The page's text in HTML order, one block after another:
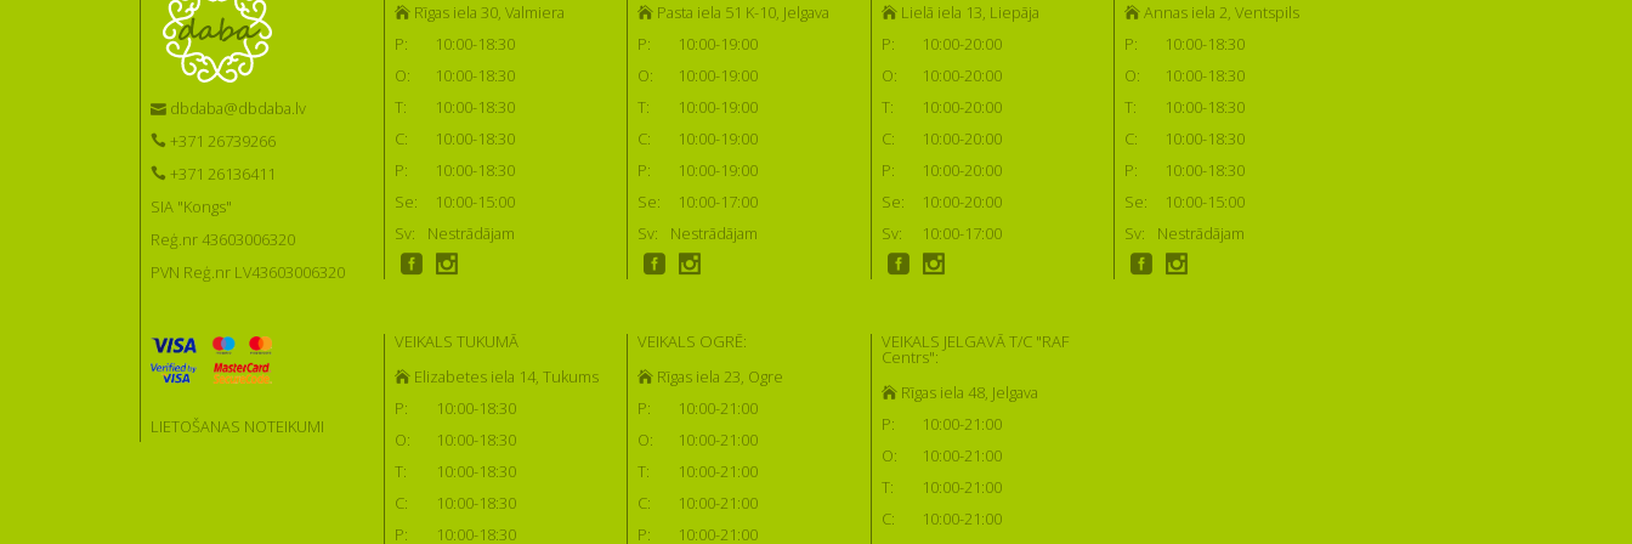
dbdaba@dbdaba.lv
+371 26739266
+371 26136411
SIA "Kongs"
Reģ.nr 43603006320
PVN Reģ.nr LV43603006320
LIETOŠANAS NOTEIKUMI
Rīgas iela 30, Valmiera
P:
10:00-18:30
O:
10:00-18:30
T:
10:00-18:30
C:
10:00-18:30
P:
10:00-18:30
Se:
10:00-15:00
Sv:
Nestrādājam
Pasta iela 51 K-10, Jelgava
P:
10:00-19:00
O:
10:00-19:00
T:
10:00-19:00
C:
10:00-19:00
P:
10:00-19:00
Se:
10:00-17:00
Sv:
Nestrādājam
Lielā iela 13, Liepāja
P:
10:00-20:00
O:
10:00-20:00
T:
10:00-20:00
C:
10:00-20:00
P:
10:00-20:00
Se:
10:00-20:00
Sv:
10:00-17:00
Annas iela 2, Ventspils
P:
10:00-18:30
O:
10:00-18:30
T:
10:00-18:30
C:
10:00-18:30
P:
10:00-18:30
Se:
10:00-15:00
Sv:
Nestrādājam
VEIKALS TUKUMĀ
Elizabetes iela 14, Tukums
P:
10:00-18:30
O:
10:00-18:30
T:
10:00-18:30
C:
10:00-18:30
P:
10:00-18:30
VEIKALS OGRĒ:
Rīgas iela 23, Ogre
P:
10:00-21:00
O:
10:00-21:00
T:
10:00-21:00
C:
10:00-21:00
P:
10:00-21:00
VEIKALS JELGAVĀ T/C "RAF
Centrs":
Rīgas iela 48, Jelgava
P:
10:00-21:00
O:
10:00-21:00
T:
10:00-21:00
C:
10:00-21:00